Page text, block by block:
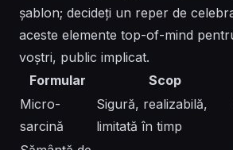
șablon; decideți un reper de
aceste elemente top-of-mind
voștri, public implicat.
Formular
Scop
Micro-
sarcină
Sigură, realizabilă,
limitată în timp